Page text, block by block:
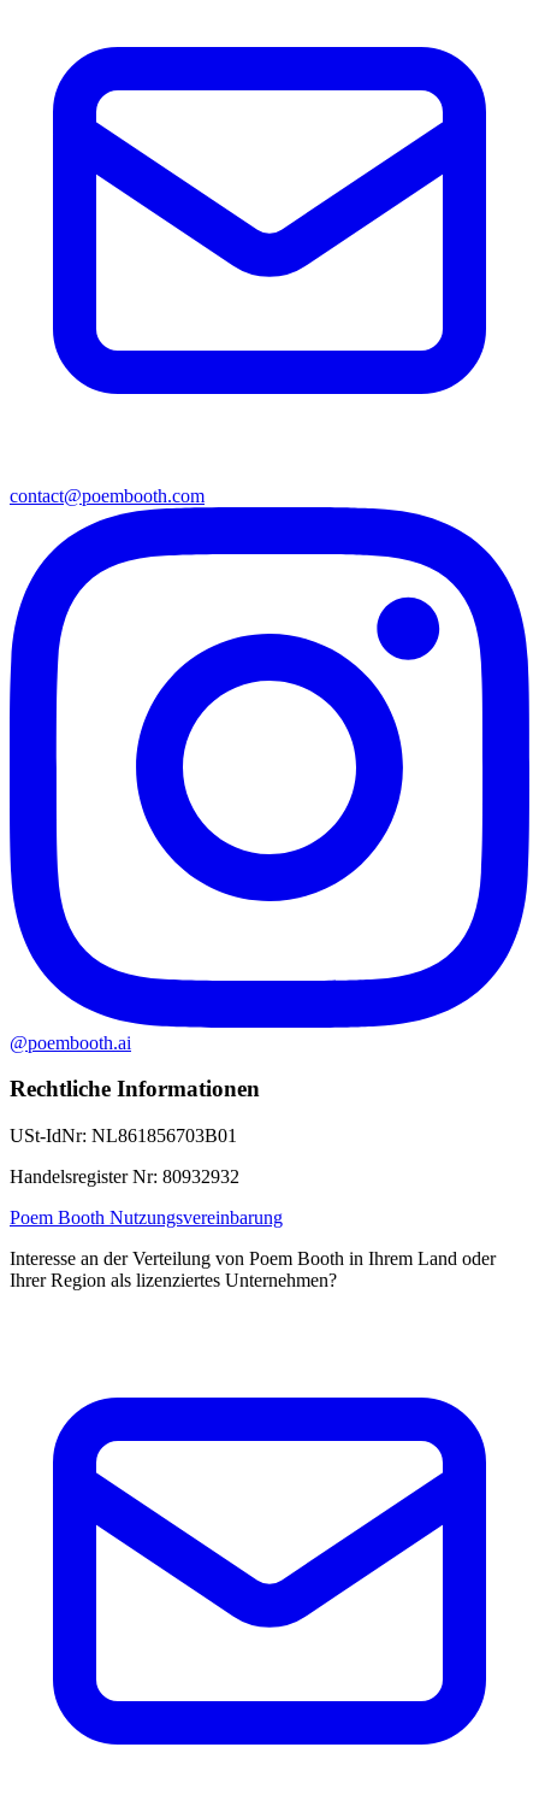
contact@poembooth.com
@poembooth.ai
Rechtliche Informationen
USt-IdNr: NL861856703B01
Handelsregister Nr: 80932932
Poem Booth Nutzungsvereinbarung
Interesse an der Verteilung von Poem Booth in Ihrem Land oder
Ihrer Region als lizenziertes Unternehmen?